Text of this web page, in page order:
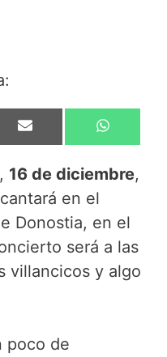
Compartir
en
m
i
l
en
h
t
p
p
16 de diciembre,
cantará en el
Donostia, en el
será a las
villancicos y algo
poco de